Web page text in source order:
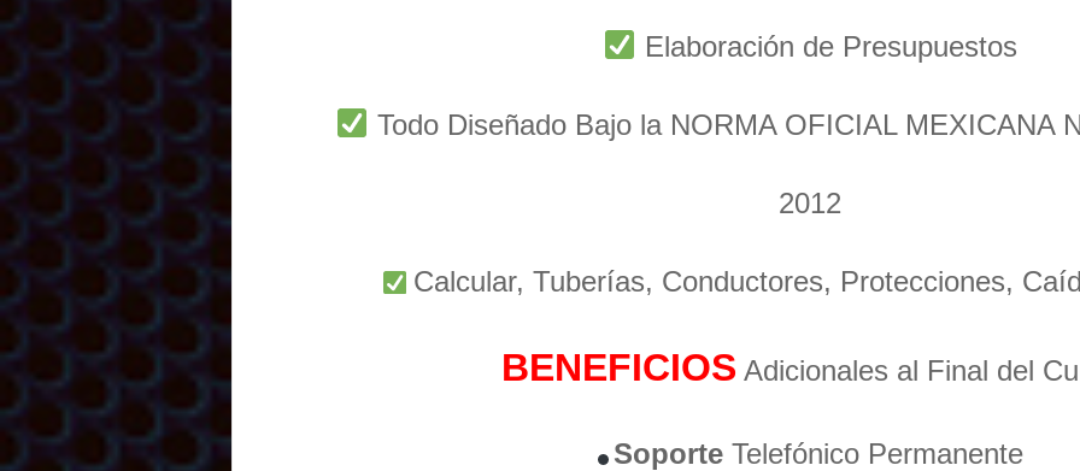
Elaboración de Presupuestos
Todo Diseñado Bajo la NORMA OFICIAL MEXICANA
2012
Calcular, Tuberías, Conductores, Protecciones,
BENEFICIOS Adicionales al Final del
Soporte Telefónico Permanente